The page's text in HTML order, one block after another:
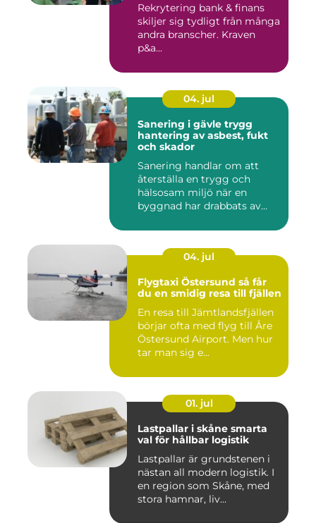
Rekrytering bank & finans
skiljer sig tydligt från många
andra branscher. Kraven
p&a...
04. jul
Sanering i gävle trygg
hantering av asbest, fukt
och skador
Sanering handlar om att
återställa en trygg och
hälsosam miljö när en
byggnad har drabbats av
04. jul
Flygtaxi Östersund så får
du en smidig resa till fjällen
En resa till Jämtlandsfjällen
börjar ofta med flyg till Åre
Östersund Airport. Men hur
tar man sig e...
01. jul
Lastpallar i skåne smarta
val för hållbar logistik
Lastpallar är grundstenen i
nästan all modern logistik. I
en region som Skåne, med
stora hamnar, liv...